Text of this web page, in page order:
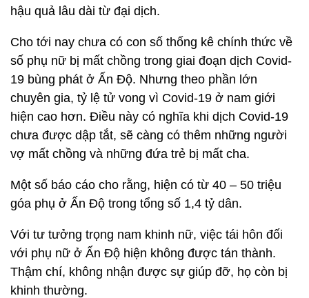
hậu quả lâu dài từ đại dịch.
Cho tới nay chưa có con số thống kê chính thức về
số phụ nữ bị mất chồng trong giai đoạn dịch Covid-
19 bùng phát ở Ấn Độ. Nhưng theo phần lớn
chuyên gia, tỷ lệ tử vong vì Covid-19 ở nam giới
hiện cao hơn. Điều này có nghĩa khi dịch Covid-19
chưa được dập tắt, sẽ càng có thêm những người
vợ mất chồng và những đứa trẻ bị mất cha.
Một số báo cáo cho rằng, hiện có từ 40 – 50 triệu
góa phụ ở Ấn Độ trong tổng số 1,4 tỷ dân.
Với tư tưởng trọng nam khinh nữ, việc tái hôn đối
với phụ nữ ở Ấn Độ hiện không được tán thành.
Thậm chí, không nhận được sự giúp đỡ, họ còn bị
khinh thường.